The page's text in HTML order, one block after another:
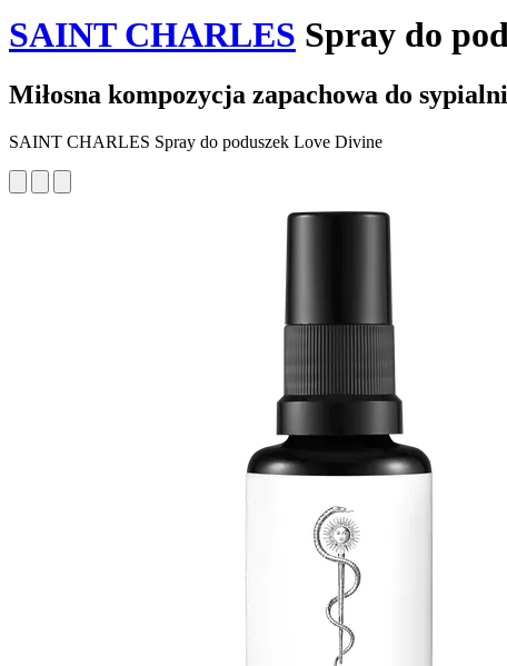
SAINT CHARLES Spray do
Miłosna kompozycja zapachowa do sypialni
SAINT CHARLES Spray do poduszek Love Divine